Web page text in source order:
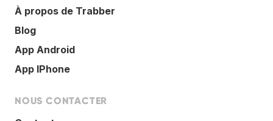
À propos de Trabber
Blog
App Android
App IPhone
NOUS CONTACTER